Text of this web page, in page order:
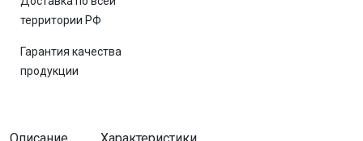
территории РФ
Гарантия качества
продукции